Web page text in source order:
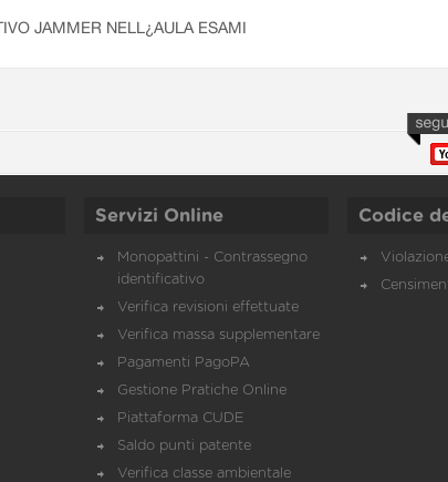
JAMMER NELL¿AULA ESAMI
Servizi Online
Monopattini - Contrassegno
identificativo
Verifica revisioni effettuate
Verifica massa supplementare
Pagamenti PagoPA
Gestione Pratiche Online
Piattaforma CUDE
Saldo punti patente
Verifica classe ambientale
Codice